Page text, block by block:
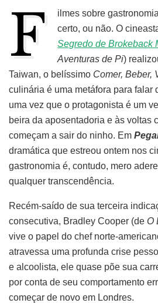
F
ilmes sobre
certo, ou não. O
Segredo de Brokeback
Aventuras de Pi)
Taiwan, o belíssimo Comer, Beber,
culinária é uma metáfora para falar
uma vez que o protagonista é um
beira da aposentadoria e às voltas
começam a sair do ninho. Em
dramática que estreou ontem nos
gastronomia é, contudo, mero
qualquer transcendência.
Recém-saído de sua terceira
consecutiva, Bradley Cooper (de O
vive o papel do chef norte-
atravessa uma profunda crise
e alcoolista, ele quase põe sua
por conta de seu comportamento
começar de novo em Londres.